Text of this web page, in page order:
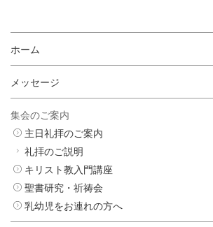
ホーム
メッセージ
集会のご案内
主日礼拝のご案内
礼拝のご説明
キリスト教入門講座
聖書研究・祈祷会
乳幼児をお連れの方へ